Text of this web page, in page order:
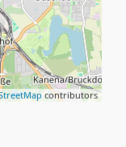
contributors